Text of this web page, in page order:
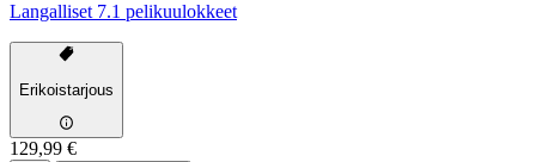
Langalliset 7.1 pelikuulokkeet
Erikoistarjous
129,99 €